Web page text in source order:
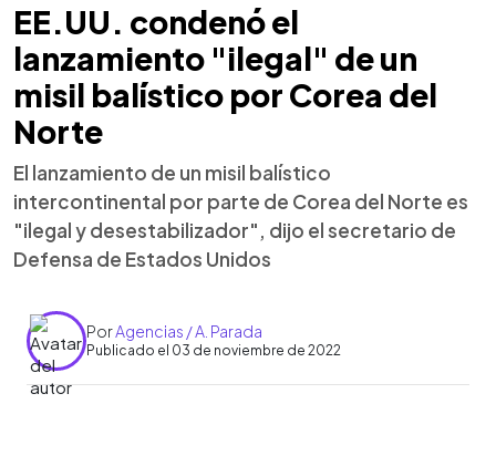
EE.UU. condenó el
lanzamiento "ilegal" de un
misil balístico por Corea del
Norte
El lanzamiento de un misil balístico
intercontinental por parte de Corea del Norte es
"ilegal y desestabilizador", dijo el secretario de
Defensa de Estados Unidos
PorAgencias / A. Parada
Publicado el 03 de noviembre de 2022